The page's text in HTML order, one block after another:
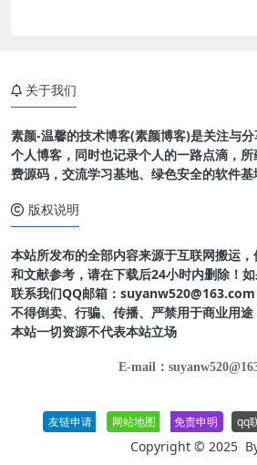
关于我们
素颜-温馨的技术博客(素颜博客)是关注与
个人博客，同时也记录个人的一路点滴，
费源码，交流学习基地、绿色安全的软件基
版权说明
本站所发布的全部内容来源于互联网搬运
和文献参考，请在下载后24小时内删除！
联系我们QQ邮箱：
不得倒卖、行骗、传播、严禁用于商业用途
本站一切资源不代表本站立场
E-mail：
友链申请 网站地图 免责申明 qq
Copyright © 2025